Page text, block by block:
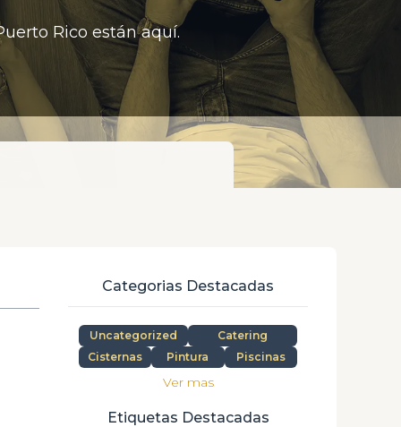
Rico están aquí.
Categorias Destacadas
Uncategorized
Catering
Cisternas
Pintura Piscinas
Ver mas
Etiquetas Destacadas